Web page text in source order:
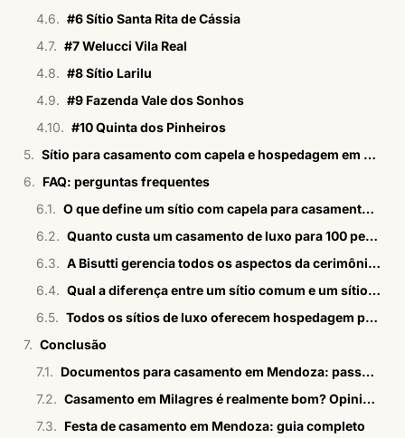
#6 Sítio Santa Rita de Cássia
#7 Welucci Vila Real
#8 Sítio Larilu
#9 Fazenda Vale dos Sonhos
#10 Quinta dos Pinheiros
Sítio para casamento com capela e hospedagem em SP: Bisutti Fazenda Fortaleza
FAQ: perguntas frequentes
O que define um sítio com capela para casamento de luxo em SP?
Quanto custa um casamento de luxo para 100 pessoas em sítio com capela em SP?
A Bisutti gerencia todos os aspectos da cerimônia e recepção?
Qual a diferença entre um sítio comum e um sítio de luxo para casamento?
Todos os sítios de luxo oferecem hospedagem para os convidados?
Conclusão
Documentos para casamento em Mendoza: passo a passo em 2026
Casamento em Milagres é realmente bom? Opiniões sinceras
Festa de casamento em Mendoza: guia completo